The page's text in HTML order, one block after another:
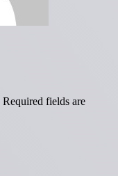
Required fields are